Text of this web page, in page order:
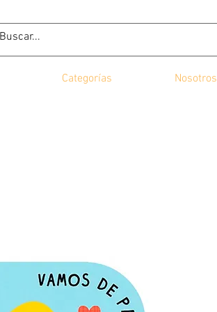
Categorías Nosotros